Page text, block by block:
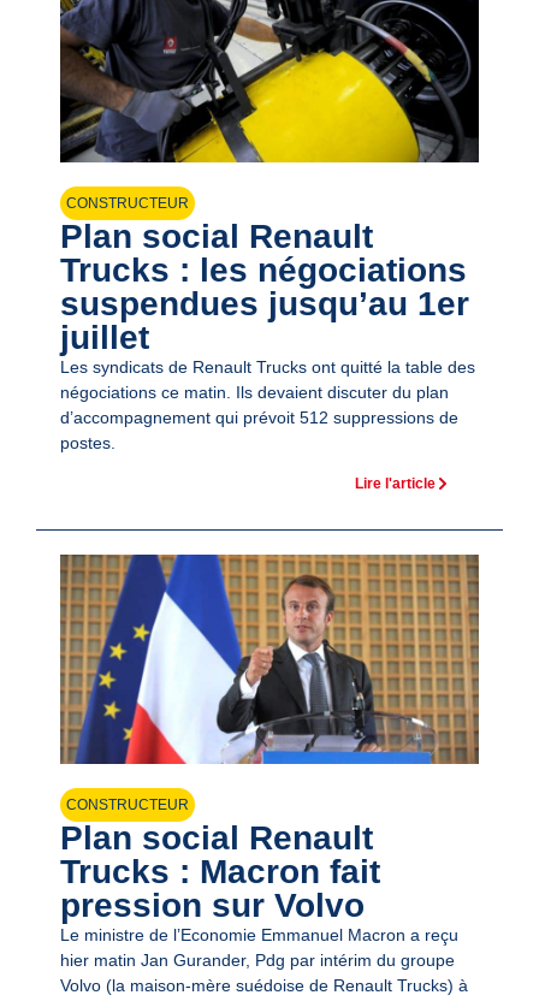
CONSTRUCTEUR
Plan social Renault
Trucks : les négociations
suspendues jusqu’au 1er
juillet
Les syndicats de Renault Trucks ont quitté la table des
négociations ce matin. Ils devaient discuter du plan
d’accompagnement qui prévoit 512 suppressions de
postes.
Lire l'article
CONSTRUCTEUR
Plan social Renault
Trucks : Macron fait
pression sur Volvo
Le ministre de l’Economie Emmanuel Macron a reçu
hier matin Jan Gurander, Pdg par intérim du groupe
Volvo (la maison-mère suédoise de Renault Trucks) à